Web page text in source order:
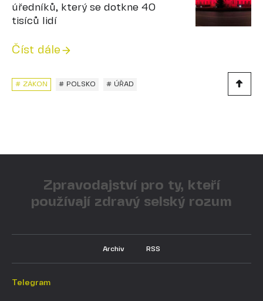
úředníků, který se dotkne 40
tisíců lidí
Číst dále
# POLSKO # ÚŘAD
# ZÁKON
Zpravodajství pro ty, kteří
používají zdravý selský rozum
Archiv RSS
Telegram